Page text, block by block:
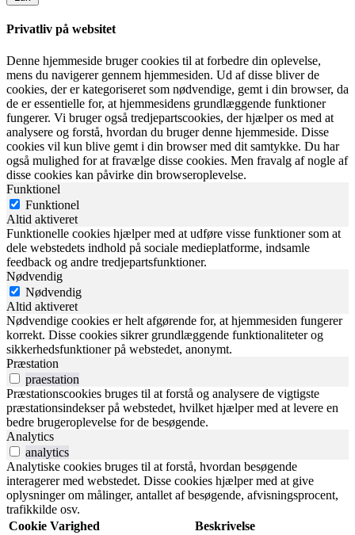
Privatliv på websitet
Denne hjemmeside bruger cookies til at forbedre din oplevelse,
mens du navigerer gennem hjemmesiden. Ud af disse bliver de
cookies, der er kategoriseret som nødvendige, gemt i din browser, da
de er essentielle for, at hjemmesidens grundlæggende funktioner
fungerer. Vi bruger også tredjepartscookies, der hjælper os med at
analysere og forstå, hvordan du bruger denne hjemmeside. Disse
cookies vil kun blive gemt i din browser med dit samtykke. Du har
også mulighed for at fravælge disse cookies. Men fravalg af nogle af
disse cookies kan påvirke din browseroplevelse.
Funktionel
Funktionel
Altid aktiveret
Funktionelle cookies hjælper med at udføre visse funktioner som at
dele webstedets indhold på sociale medieplatforme, indsamle
feedback og andre tredjepartsfunktioner.
Nødvendig
Nødvendig
Altid aktiveret
Nødvendige cookies er helt afgørende for, at hjemmesiden fungerer
korrekt. Disse cookies sikrer grundlæggende funktionaliteter og
sikkerhedsfunktioner på webstedet, anonymt.
Præstation
praestation
Præstationscookies bruges til at forstå og analysere de vigtigste
præstationsindekser på webstedet, hvilket hjælper med at levere en
bedre brugeroplevelse for de besøgende.
Analytics
analytics
Analytiske cookies bruges til at forstå, hvordan besøgende
interagerer med webstedet. Disse cookies hjælper med at give
oplysninger om målinger, antallet af besøgende, afvisningsprocent,
trafikkilde osv.
Cookie Varighed Beskrivelse